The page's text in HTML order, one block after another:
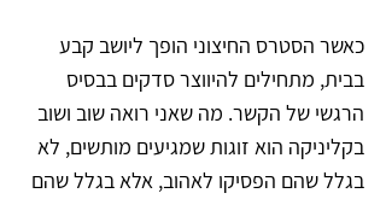
כאשר הסטרס החיצוני הופך ליושב קבע
בבית, מתחילים להיווצר סדקים בבסיס
הרגשי של הקשר. מה שאני רואה שוב ושוב
בקליניקה הוא זוגות שמגיעים מותשים, לא
בגלל שהם הפסיקו לאהוב, אלא בגלל שהם